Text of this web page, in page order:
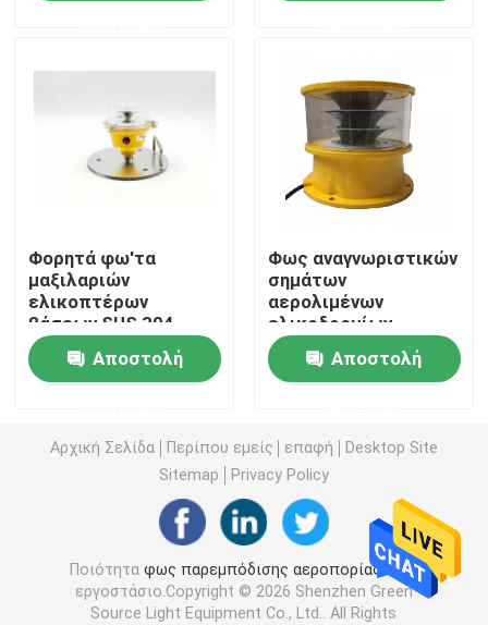
Φως παρεμπόδισης αεροσκαφών
Θαλάσσιο φως φαναριών
Ηλιακά τροφοδοτημένα φω'τα κινήσεων
Φω'τα τροχοδρόμων αερολιμένων
Ελαφρύς ελεγκτής παρεμπόδισης
Φω'τα προειδοποίησης αεροσκαφών
Φορητά φω'τα
μαξιλαριών
ελικοπτέρων
βάσεων SUS 304
τοποθετώντας
Αποστολή
Φως αναγνωριστικών
σημάτων
αερολιμένων
ελικοδρομίων
χρωμάτων AC85V-
270V 30W τρία
Αποστολή
Αρχική Σελίδα Περίπου εμείς επαφή
Desktop Site
Sitemap
Privacy Policy
Ποιότηταφως παρεμπόδισης αεροπορίας
Κίνα
εργοστάσιο.Copyright © 2026 Shenzhen Green
Source Light Equipment Co., Ltd.. All Rights